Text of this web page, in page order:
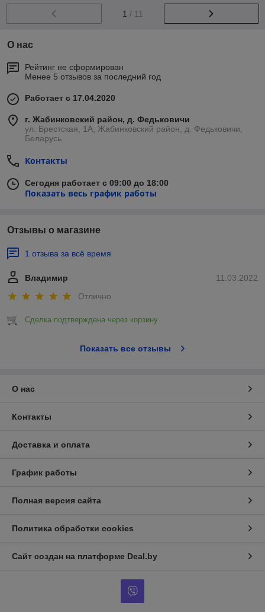
1 / 11
О нас
Рейтинг не сформирован
Менее 5 отзывов за последний год
Работает с 17.04.2020
г. Жабинковский район, д. Федьковичи
ул. Брестская, 1А, Жабинковский район, д. Федьковичи,
Беларусь
Контакты
Сегодня работает с 09:00 до 18:00
Показать весь график работы
Отзывы о магазине
1 отзыва за всё время
11.03.2022
Владимир
Отлично
Сделка подтверждена через корзину
Показать все отзывы
О нас
Контакты
Доставка и оплата
График работы
Полная версия сайта
Политика обработки cookies
Сайт создан на платформе Deal.by